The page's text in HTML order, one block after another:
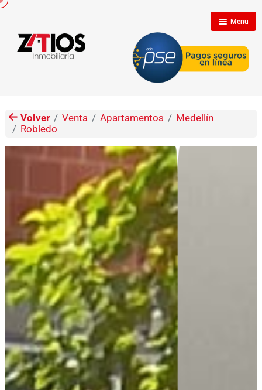
Menu
Inicio
Inmuebles
Clientes
Propietarios
Arrendatarios
PQRs
Reparación locativa
Contáctenos
Volver Venta Apartamentos
Medellín
Robledo